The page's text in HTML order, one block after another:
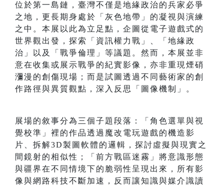
位於第一島鏈，臺灣不僅是地緣政治的兵家必爭
之地，更長期身處於「灰色地帶」的凝視與演練
之中。本展以此為立足點，企圖從電子遊戲式的
世界觀出發，探索「資訊權力戰」、「地緣政
治」以及「戰爭倫理」等議題。然而，本展並非
意在收集或展示戰爭的紀實影像，亦非重現煙硝
瀰漫的創傷現場；而是試圖透過不同藝術家的創
作路徑與異質觀點，深入反思「圖像機制」。
展場的敘事分為三個子題段落：「角色選單與視
覺校準」裡的作品透過魔改電玩遊戲的機造影
片、拆解3D製圖軟體的邏輯，探討虛擬與現實之
間鏡射的相似性；「前方戰區迷霧」將意識形態
與疆界在不同情境下的脆弱性呈現出來，所有影
像與網路科技不斷加速，反而讓知識與媒介識讀